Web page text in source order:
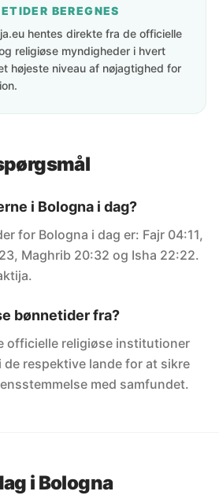
BEREGNES
hentes direkte fra de officielle
religiøse myndigheder i hvert
højeste niveau af nøjagtighed for
i Bologna i dag?
for Bologna i dag er: Fajr 04:11,
Maghrib 20:32 og Isha 22:22.
bønnetider fra?
officielle religiøse institutioner
respektive lande for at sikre
med samfundet.
i Bologna